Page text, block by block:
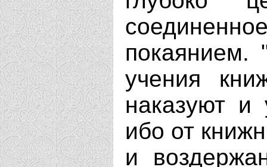
покаянием.
учения
наказуют и
ибо от
и